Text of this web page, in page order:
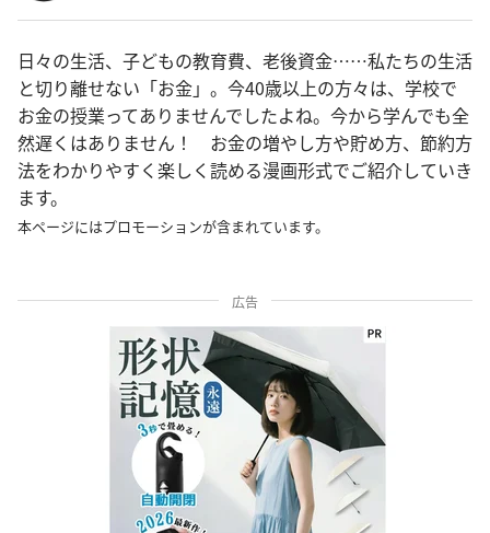
日々の生活、子どもの教育費、老後資金……私たちの生活
と切り離せない「お金」。今40歳以上の方々は、学校で
お金の授業ってありませんでしたよね。今から学んでも全
然遅くはありません！ お金の増やし方や貯め方、節約方
法をわかりやすく楽しく読める漫画形式でご紹介していき
ます。
本ページにはプロモーションが含まれています。
広告